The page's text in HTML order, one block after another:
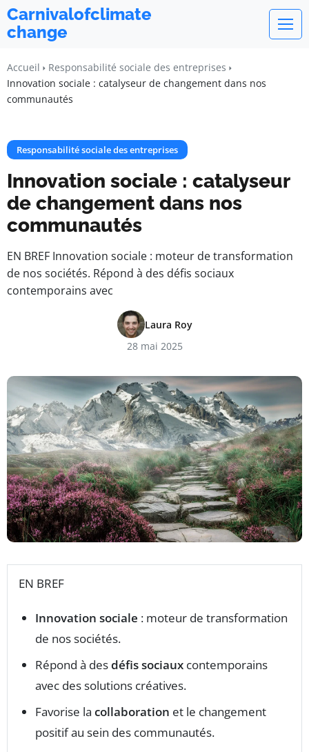
Carnivalofclimate
change
Accueil
Responsabilité sociale des entreprises
Innovation sociale : catalyseur de changement dans nos
communautés
Responsabilité sociale des entreprises
Innovation sociale : catalyseur
de changement dans nos
communautés
EN BREF Innovation sociale : moteur de transformation
de nos sociétés. Répond à des défis sociaux
contemporains avec
Laura Roy
28 mai 2025
EN BREF
Innovation sociale : moteur de transformation
de nos sociétés.
Répond à desdéfis sociaux contemporains
avec des solutions créatives.
Favorise la collaboration et le changement
positif au sein des communautés.